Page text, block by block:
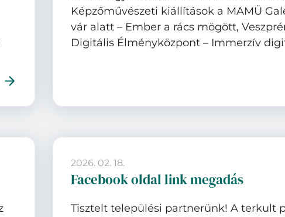
Képzőművészeti kiállítások a MAMÜ
vár alatt – Ember a rács mögött,
Digitális Élményközpont – Immerzív
2026. 02. 18.
Facebook oldal link megadás
Tisztelt települési partnerünk! A terkult